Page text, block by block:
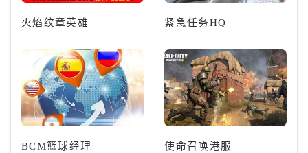
火焰纹章英雄 紧急任务HQ
BCM篮球经理 使命召唤港服